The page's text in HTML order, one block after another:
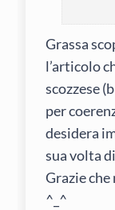
Grassa
l’articolo
scozzese
per
desidera
sua volta
Grazie che
^_^